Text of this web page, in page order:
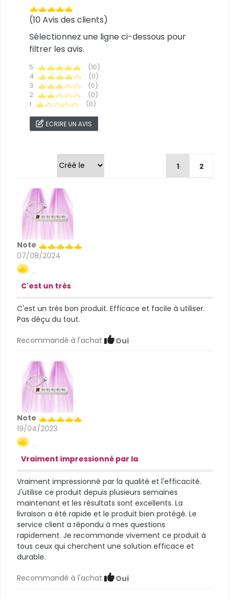
(10 Avis des clients)
Sélectionnez une ligne ci-dessous pour
filtrer les avis.
5
(10)
4
(0)
3
(0)
2
(0)
1
(0)
ECRIRE UN AVIS
1 2
Note
07/08/2024
.
C'est un très
C'est un très bon produit. Efficace et facile à utiliser.
Pas déçu du tout.
Recommandé à l'achat Oui
Note
19/04/2023
.
Vraiment impressionné par la
Vraiment impressionné par la qualité et l'efficacité.
J'utilise ce produit depuis plusieurs semaines
maintenant et les résultats sont excellents. La
livraison a été rapide et le produit bien protégé. Le
service client a répondu à mes questions
rapidement. Je recommande vivement ce produit à
tous ceux qui cherchent une solution efficace et
durable.
Recommandé à l'achat Oui